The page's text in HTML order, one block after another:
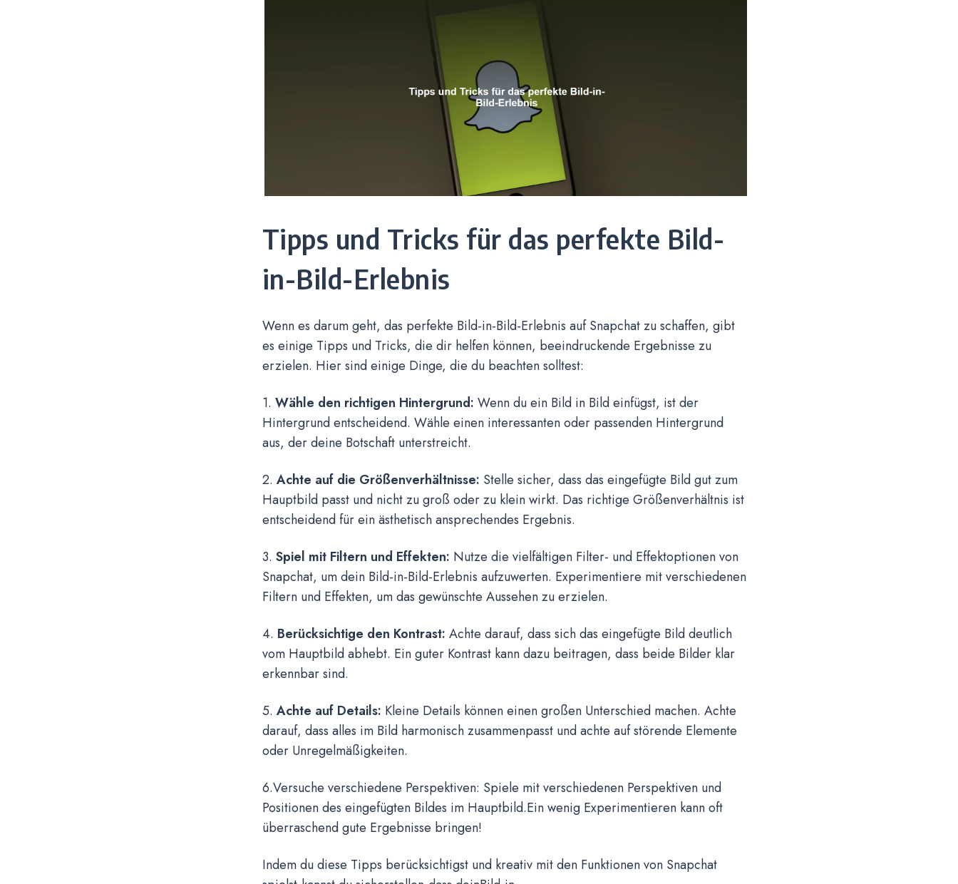
Tipps und Tricks für das perfekte Bild-
in-Bild-Erlebnis
Wenn es darum geht, das perfekte Bild-in-Bild-Erlebnis auf Snapchat zu schaffen, gibt
es einige Tipps und Tricks, die dir helfen können, beeindruckende Ergebnisse zu
erzielen. Hier sind einige Dinge, die du beachten solltest:
1. Wähle den richtigen Hintergrund: Wenn du ein Bild in Bild einfügst, ist der
Hintergrund entscheidend. Wähle einen interessanten oder passenden Hintergrund
aus, der deine Botschaft unterstreicht.
2. Achte auf die Größenverhältnisse: Stelle sicher, dass das eingefügte Bild gut zum
Hauptbild passt und nicht zu groß oder zu klein wirkt. Das richtige Größenverhältnis ist
entscheidend für ein ästhetisch ansprechendes Ergebnis.
3. Spiel mit Filtern und Effekten: Nutze die vielfältigen Filter- und Effektoptionen von
Snapchat, um dein Bild-in-Bild-Erlebnis aufzuwerten. Experimentiere mit verschiedenen
Filtern und Effekten, um das gewünschte Aussehen zu erzielen.
4. Berücksichtige den Kontrast: Achte darauf, dass sich das eingefügte Bild deutlich
vom Hauptbild abhebt. Ein guter Kontrast kann dazu beitragen, dass beide Bilder klar
erkennbar sind.
5. Achte auf Details: Kleine Details können einen großen Unterschied machen. Achte
darauf, dass alles im Bild harmonisch zusammenpasst und achte auf störende Elemente
oder Unregelmäßigkeiten.
6.Versuche verschiedene Perspektiven: Spiele mit verschiedenen Perspektiven und
Positionen des eingefügten Bildes im Hauptbild.Ein wenig Experimentieren kann oft
überraschend gute Ergebnisse bringen!
Indem du diese Tipps berücksichtigst und kreativ mit den Funktionen von Snapchat